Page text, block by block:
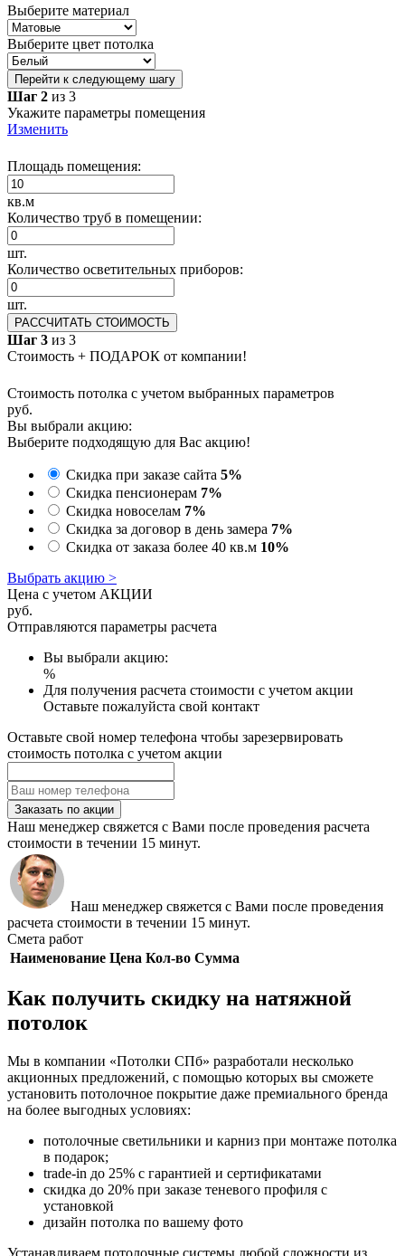
Выберите материал
Выберите цвет потолка
Перейти к следующему шагу
Шаг 2 из 3
Укажите параметры помещения
Изменить
Площадь помещения:
кв.м
Количество труб в помещении:
шт.
Количество осветительных приборов:
шт.
РАССЧИТАТЬ СТОИМОСТЬ
Шаг 3 из 3
Стоимость + ПОДАРОК от компании!
Стоимость потолка с учетом выбранных параметров
руб.
Вы выбрали акцию:
Выберите подходящую для Вас акцию!
Скидка при заказе сайта 5%
Скидка пенсионерам 7%
Скидка новоселам 7%
Скидка за договор в день замера 7%
Скидка от заказа более 40 кв.м 10%
Выбрать акцию >
Цена с учетом АКЦИИ
руб.
Отправляются параметры расчета
Вы выбрали акцию:
%
Для получения расчета стоимости с учетом акции
Оставьте пожалуйста свой контакт
Оставьте свой номер телефона чтобы зарезервировать
стоимость потолка с учетом акции
Заказать по акции
Наш менеджер свяжется с Вами после проведения расчета
стоимости в течении 15 минут.
Наш менеджер свяжется с Вами после проведения
расчета стоимости в течении 15 минут.
Смета работ
Наименование Цена Кол-во Сумма
Как получить скидку на натяжной
потолок
Мы в компании «Потолки СПб» разработали несколько
акционных предложений, с помощью которых вы сможете
установить потолочное покрытие даже премиального бренда
на более выгодных условиях:
потолочные светильники и карниз при монтаже потолка
в подарок;
trade-in до 25% с гарантией и сертификатами
скидка до 20% при заказе теневого профиля с
установкой
дизайн потолка по вашему фото